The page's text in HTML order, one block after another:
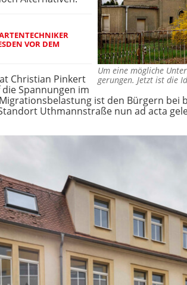
Um eine mögliche
gerungen. Jetzt ist die
VOR DEM
Christian Pinkert
Spannungen im
ist den Bürgern
Uthmannstraße nun ad acta